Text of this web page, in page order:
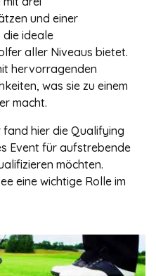
und einer
die ideale
aller Niveaus bietet.
hervorragenden
was sie zu einem
macht.
fand hier die Qualifying
Event für aufstrebende
möchten.
eine wichtige Rolle im